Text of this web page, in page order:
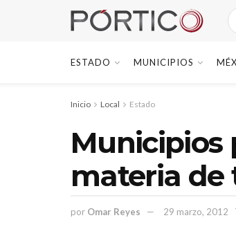
ESTADO MUNICIPIOS
Inicio Local Estado
Municipios
materia de
por Omar Reyes 29 marzo, 2012